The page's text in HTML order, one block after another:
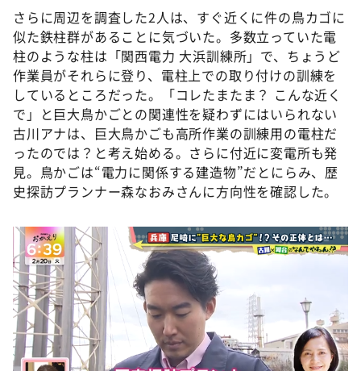
さらに周辺を調査した2人は、すぐ近くに件の鳥カゴに
似た鉄柱群があることに気づいた。多数立っていた電
柱のような柱は「関西電力 大浜訓練所」で、ちょうど
作業員がそれらに登り、電柱上での取り付けの訓練を
しているところだった。「コレたまたま？ こんな近く
で」と巨大鳥かごとの関連性を疑わずにはいられない
古川アナは、巨大鳥かごも高所作業の訓練用の電柱だ
ったのでは？と考え始める。さらに付近に変電所も発
見。鳥かごは“電力に関係する建造物”だとにらみ、歴
史探訪プランナー森なおみさんに方向性を確認した。